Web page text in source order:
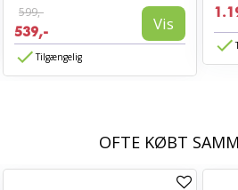
599,-
539,- Vis
Tilgængelig
OFTE KØBT